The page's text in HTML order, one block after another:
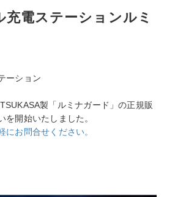
充電ステーションルミ
ーション
製「ルミナガード」の正規販
を開始いたしました。
にお問合せください。